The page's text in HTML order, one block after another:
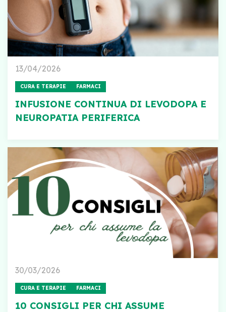
13/04/2026
CURA E TERAPIE FARMACI
INFUSIONE CONTINUA DI LEVODOPA E
NEUROPATIA PERIFERICA
30/03/2026
CURA E TERAPIE FARMACI
10 CONSIGLI PER CHI ASSUME